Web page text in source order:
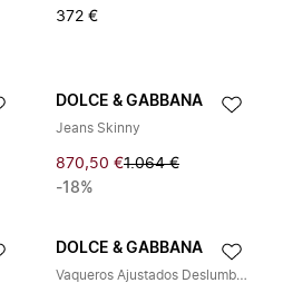
372 €
DOLCE & GABBANA
Jeans Skinny
870,50 €1.064 €
-18%
DOLCE & GABBANA
Vaqueros Ajustados Deslumbrantes